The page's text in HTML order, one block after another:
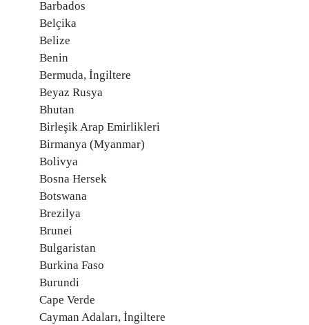
Barbados
Belçika
Belize
Benin
Bermuda, İngiltere
Beyaz Rusya
Bhutan
Birleşik Arap Emirlikleri
Birmanya (Myanmar)
Bolivya
Bosna Hersek
Botswana
Brezilya
Brunei
Bulgaristan
Burkina Faso
Burundi
Cape Verde
Cayman Adaları, İngiltere